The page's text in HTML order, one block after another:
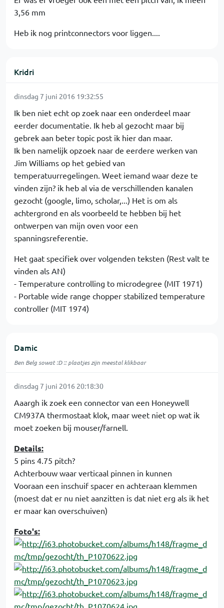
3,56 mm
Heb ik nog printconnectors voor liggen....
Kridri
dinsdag 7 juni 2016 19:32:55
Ik ben niet echt op zoek naar een onderdeel maar
eerder documentatie. Ik heb al gezocht maar bij
gebrek aan beter topic post ik hier dan maar.
Ik ben namelijk opzoek naar de eerdere werken van
Jim Williams op het gebied van
temperatuurregelingen. Weet iemand waar deze te
vinden zijn? ik heb al via de verschillenden kanalen
gezocht (google, limo, scholar,...) Het is om als
achtergrond en als voorbeeld te hebben bij het
ontwerpen van mijn oven voor een
spanningsreferentie.
Het gaat specifiek over volgenden teksten (Rest valt te
vinden als AN)
- Temperature controlling to microdegree (MIT 1971)
- Portable wide range chopper stabilized temperature
controller (MIT 1974)
Damic
Ben Belg sowat :D :: plaatjes zijn meestal klikbaar
dinsdag 7 juni 2016 20:18:30
Aaargh ik zoek een connector van een Honeywell
CM937A thermostaat klok, maar weet niet op wat ik
moet zoeken bij mouser/farnell.
Details:
5 pins 4.75 pitch?
Achterbouw waar verticaal pinnen in kunnen
Vooraan een inschuif spacer en achteraan klemmen
(moest dat er nu niet aanzitten is dat niet erg als ik het
er maar kan overschuiven)
Foto's: